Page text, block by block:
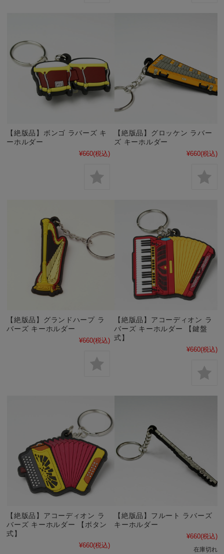
【絶版品】ボンゴ ラバーズ キ
ーホルダー
¥660(税込)
【絶版品】グロッケン ラバー
ズ キーホルダー
¥660(税込)
【絶版品】グランドハープ ラ
バーズ キーホルダー
¥660(税込)
【絶版品】アコーディオン ラ
バーズ キーホルダー 【鍵盤
式】
¥660(税込)
【絶版品】アコーディオン ラ
バーズ キーホルダー 【ボタン
式】
¥660(税込)
【絶版品】フルート ラバーズ
キーホルダー
¥660(税込)
在庫切れ